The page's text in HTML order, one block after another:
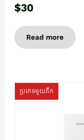
$30
Read more
ប្រភេទមួយតឹក